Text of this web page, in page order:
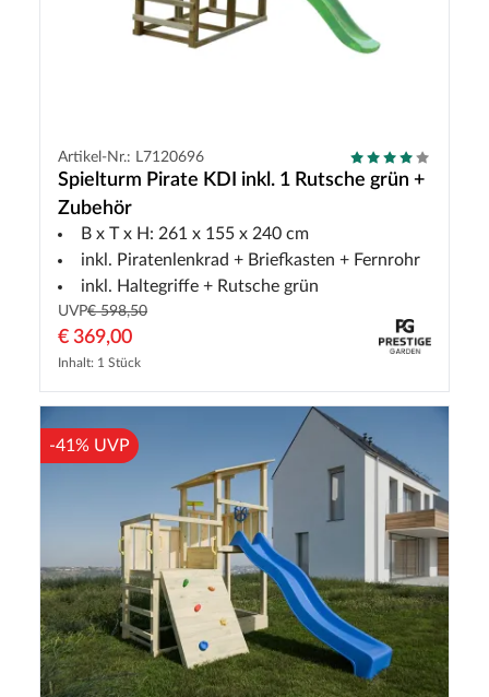
Artikel-Nr.: L7120696
Spielturm Pirate KDI inkl. 1 Rutsche grün +
Zubehör
B x T x H: 261 x 155 x 240 cm
inkl. Piratenlenkrad + Briefkasten + Fernrohr
inkl. Haltegriffe + Rutsche grün
UVP€ 598,50
€ 369,00
Inhalt: 1 Stück
-41% UVP